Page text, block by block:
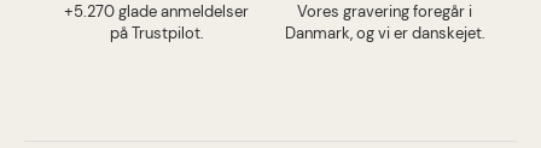
+5.270 glade anmeldelser
på Trustpilot.
Vores gravering foregår i
Danmark, og vi er danskejet.